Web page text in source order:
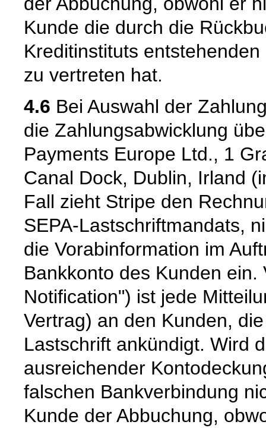
Kunde die durch die
Kreditinstituts
zu vertreten hat.
4.6 Bei Auswahl der
die Zahlungsabwicklung
Payments Europe Ltd., 1
Canal Dock, Dublin, Irland
Fall zieht Stripe den
SEPA-Lastschriftmandats,
die Vorabinformation im
Bankkonto des Kunden
Notification") ist jede
Vertrag) an den Kunden,
Lastschrift ankündigt. Wird
ausreichender
falschen Bankverbindung
Kunde der Abbuchung,